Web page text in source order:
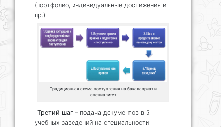
(портфолио, индивидуальные достижения и
пр.).
Традиционная схема поступления на бакалавриат и
специалитет
Третий шаг – подача документов в 5
учебных заведений на специальности